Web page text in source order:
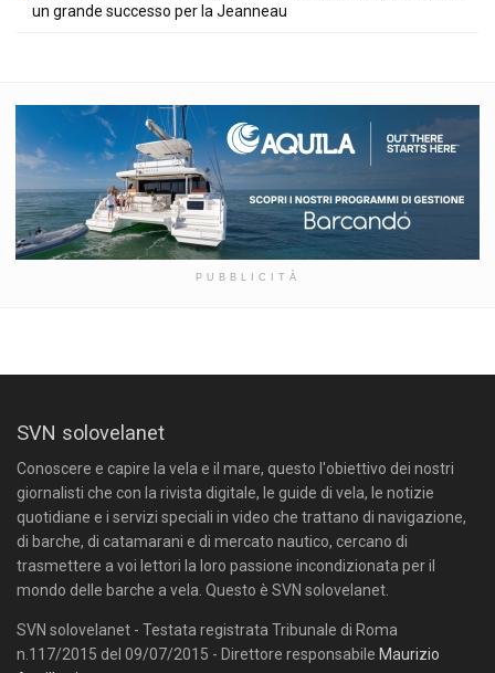
un grande successo per la Jeanneau
PUBBLICITÀ
SVN solovelanet
Conoscere e capire la vela e il mare, questo l'obiettivo dei nostri
giornalisti che con la rivista digitale, le guide di vela, le notizie
quotidiane e i servizi speciali in video che trattano di navigazione,
di barche, di catamarani e di mercato nautico, cercano di
trasmettere a voi lettori la loro passione incondizionata per il
mondo delle barche a vela. Questo è SVN solovelanet.
SVN solovelanet - Testata registrata Tribunale di Roma
n.117/2015 del 09/07/2015 - Direttore responsabile Maurizio